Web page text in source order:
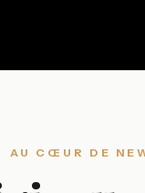
AU CŒUR DE